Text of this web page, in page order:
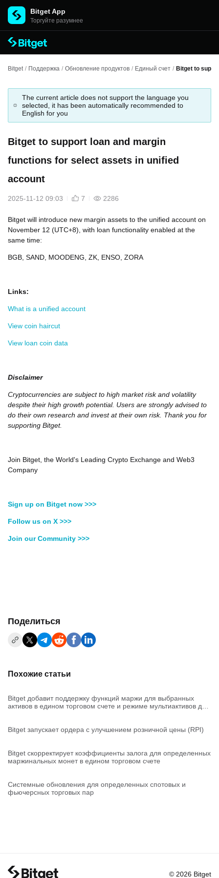
Bitget App
Торгуйте разумнее
Bitget / Поддержка / Обновление продуктов / Единый счет / Bitget to
The current article does not support the language you
selected, it has been automatically recommended to
English for you
Bitget to support loan and margin
functions for select assets in unified
account
2025-11-12 09:03 7 2286
Bitget will introduce new margin assets to the unified account on
November 12 (UTC+8), with loan functionality enabled at the
same time:
BGB, SAND, MOODENG, ZK, ENSO, ZORA
Links:
What is a unified account
View coin haircut
View loan coin data
Disclaimer
Cryptocurrencies are subject to high market risk and volatility
despite their high growth potential. Users are strongly advised to
do their own research and invest at their own risk. Thank you for
supporting Bitget.
Join Bitget, the World's Leading Crypto Exchange and Web3
Company
Sign up on Bitget now >>>
Follow us on X >>>
Join our Community >>>
Поделиться
Похожие статьи
Bitget добавит поддержку функций маржи для выбранных
активов в едином торговом счете и режиме мультиактивов для
Bitget запускает ордера с улучшением розничной цены (RPI)
Bitget скорректирует коэффициенты залога для определенных
маржинальных монет в едином торговом счете
Системные обновления для определенных спотовых и
фьючерсных торговых пар
© 2026 Bitget